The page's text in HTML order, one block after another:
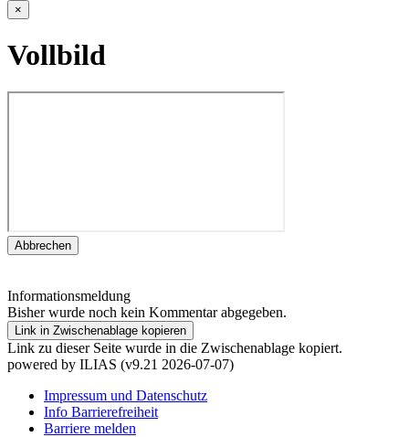
×
Vollbild
Abbrechen
Informationsmeldung
Bisher wurde noch kein Kommentar abgegeben.
Link in Zwischenablage kopieren
Link zu dieser Seite wurde in die Zwischenablage kopiert.
powered by ILIAS (v9.21 2026-07-07)
Impressum und Datenschutz
Info Barrierefreiheit
Barriere melden